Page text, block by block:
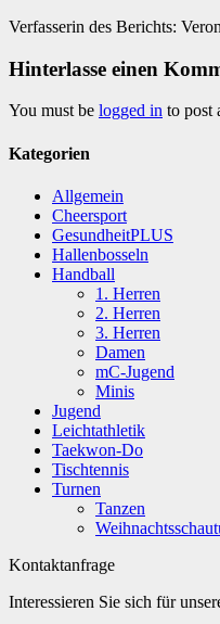
Verfasserin des Berichts:
Hinterlasse einen
You must be logged in to post
Kategorien
Allgemein
Cheersport
GesundheitPLUS
Hallenbosseln
Handball
1. Herren
2. Herren
3. Herren
Damen
mC-Jugend
Minis
Jugend
Leichtathletik
Taekwon-Do
Tischtennis
Turnen
Tanzen
Kontaktanfrage
Interessieren Sie sich für